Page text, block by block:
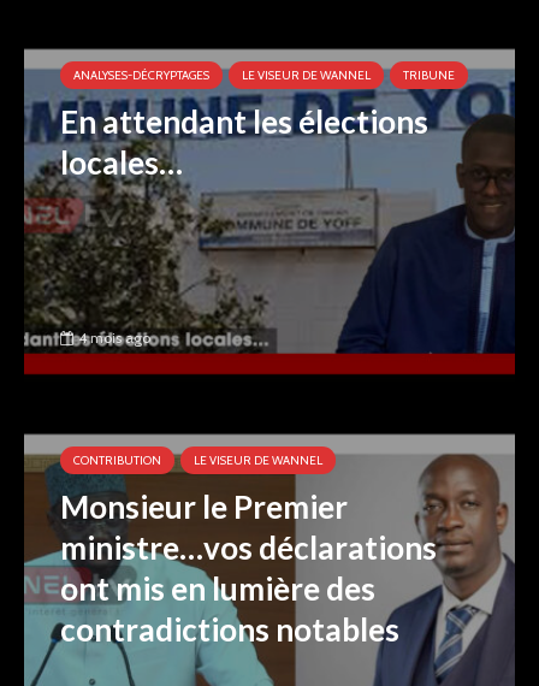
ANALYSES-DÉCRYPTAGES LE VISEUR DE WANNEL TRIBUNE
En attendant les élections
locales…
4 mois ago
CONTRIBUTION LE VISEUR DE WANNEL
Monsieur le Premier
ministre…vos déclarations
ont mis en lumière des
contradictions notables